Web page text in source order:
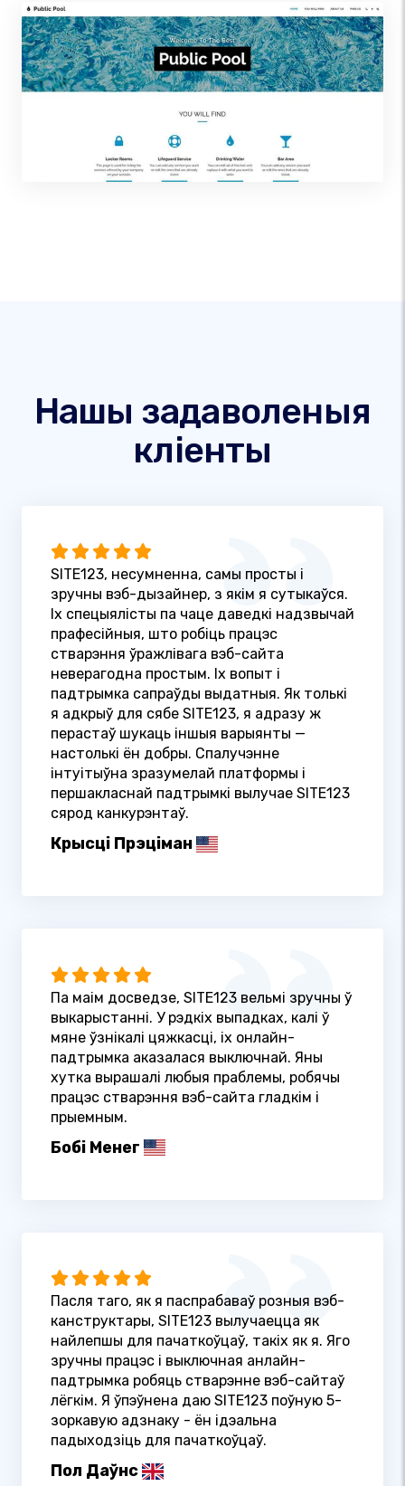
Нашы задаволеныя
кліенты
SITE123, несумненна, самы просты і
зручны вэб-дызайнер, з якім я сутыкаўся.
Іх спецыялісты па чаце даведкі надзвычай
прафесійныя, што робіць працэс
стварэння ўражлівага вэб-сайта
неверагодна простым. Іх вопыт і
падтрымка сапраўды выдатныя. Як толькі
я адкрыў для сябе SITE123, я адразу ж
перастаў шукаць іншыя варыянты —
настолькі ён добры. Спалучэнне
інтуітыўна зразумелай платформы і
першакласнай падтрымкі вылучае SITE123
сярод канкурэнтаў.
Крысці Прэціман
Па маім досведзе, SITE123 вельмі зручны ў
выкарыстанні. У рэдкіх выпадках, калі ў
мяне ўзнікалі цяжкасці, іх онлайн-
падтрымка аказалася выключнай. Яны
хутка вырашалі любыя праблемы, робячы
працэс стварэння вэб-сайта гладкім і
прыемным.
Бобі Менег
Пасля таго, як я паспрабаваў розныя вэб-
канструктары, SITE123 вылучаецца як
найлепшы для пачаткоўцаў, такіх як я. Яго
зручны працэс і выключная анлайн-
падтрымка робяць стварэнне вэб-сайтаў
лёгкім. Я ўпэўнена даю SITE123 поўную 5-
зоркавую адзнаку - ён ідэальна
падыходзіць для пачаткоўцаў.
Пол Даўнс